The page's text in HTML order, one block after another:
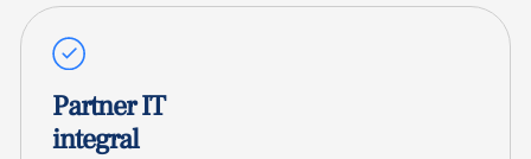
Partner IT
integral